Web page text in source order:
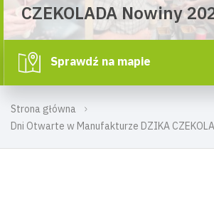
Strona główna
Dni Otwarte w Manufakturze DZIKA
CZEKOLADA Nowiny
Sprawdź na mapie